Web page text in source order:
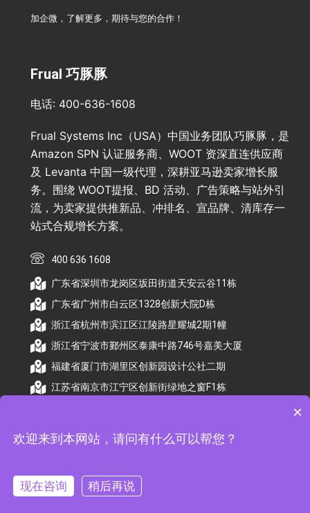
加企微，了解更多，期待与您的合作！
Frual 巧豚豚
电话: 400-636-1608
Frual Systems Inc（USA）中国业务团队巧豚豚，是
Amazon SPN 认证服务商、WOOT 资深直连供应商
及 Levanta 中国一级代理，深耕亚马逊卖家增长服
务。围绕 WOOT提报、BD 活动、广告策略与站外引
流，为卖家提供推新品、冲排名、宣品牌、清库存一
站式合规增长方案。
400 636 1608
广东省深圳市龙岗区坂田街道天安云谷11栋
广东省广州市白云区1328创新大院D栋
浙江省杭州市滨江区江陵路星耀城2期1幢
浙江省宁波市鄞州区泰康中路746号嘉美大厦
福建省厦门市湖里区创新园设计公社二期
江苏省南京市江宁区创新街绿地之窗F1栋
备案号：浙ICP备2026009174号
×
欢迎来到本网站，请问有什么可以帮您？
现在咨询 稍后再说